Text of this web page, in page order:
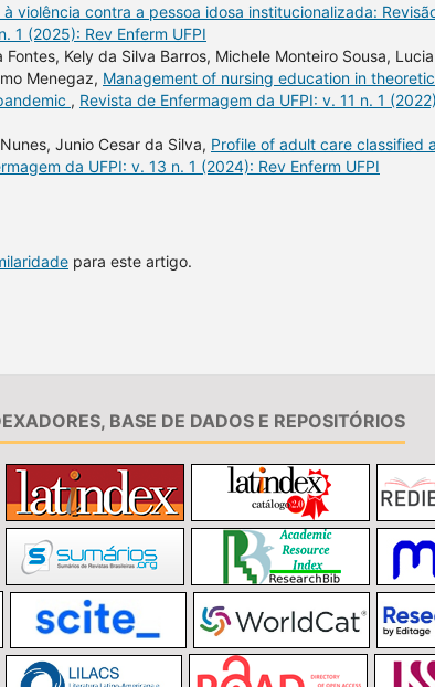
violência contra a pessoa idosa institucionalizada:
1 (2025): Rev Enferm UFPI
Kely da Silva Barros, Michele Monteiro Sousa,
Menegaz, Management of nursing education in
, Revista de Enfermagem da UFPI: v. 11 n. 1
Junio Cesar da Silva, Profile of adult care classified
da UFPI: v. 13 n. 1 (2024): Rev Enferm UFPI
para este artigo.
BASE DE DADOS E REPOSITÓRIOS